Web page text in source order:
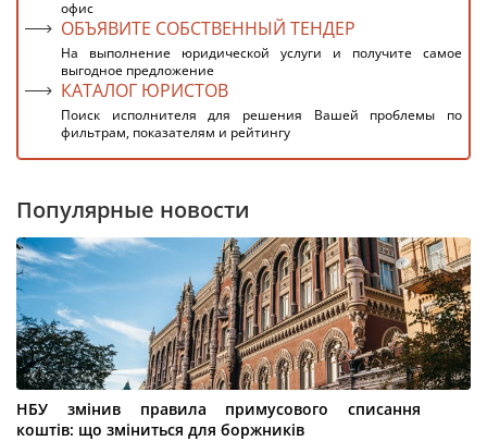
офис
ОБЪЯВИТЕ СОБСТВЕННЫЙ ТЕНДЕР
На выполнение юридической услуги и получите самое
выгодное предложение
КАТАЛОГ ЮРИСТОВ
Поиск исполнителя для решения Вашей проблемы по
фильтрам, показателям и рейтингу
Популярные новости
НБУ змінив правила примусового списання
коштів: що зміниться для боржників